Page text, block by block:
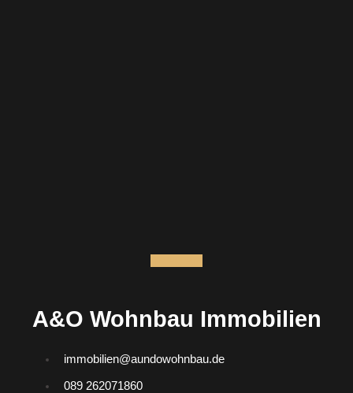
A&O Wohnbau Immobilien
immobilien@aundowohnbau.de
089 262071860